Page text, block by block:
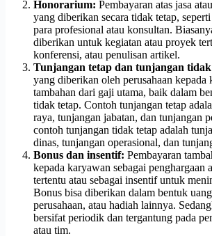
Honorarium: Pembayaran atas jasa
yang diberikan secara tidak tetap,
para profesional atau konsultan.
diberikan untuk kegiatan atau proyek
konferensi, atau penulisan artikel.
Tunjangan tetap dan tunjangan
yang diberikan oleh perusahaan kepada
tambahan dari gaji utama, baik dalam
tidak tetap. Contoh tunjangan tetap
raya, tunjangan jabatan, dan tunjangan
contoh tunjangan tidak tetap adalah
dinas, tunjangan operasional, dan
Bonus dan insentif: Pembayaran
kepada karyawan sebagai penghargaan
tertentu atau sebagai insentif untuk
Bonus bisa diberikan dalam bentuk
perusahaan, atau hadiah lainnya.
bersifat periodik dan tergantung pada
atau tim.